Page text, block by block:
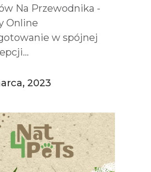
Na Przewodnika -
Online
w spójnej
2023